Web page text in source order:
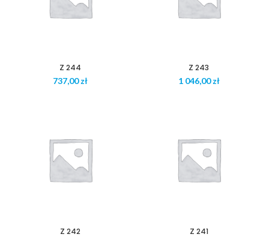
Z 244
zł
Z 243
zł
Z 242
Z 241